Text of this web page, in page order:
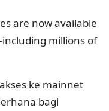
are now available
millions of
ke mainnet
bagi